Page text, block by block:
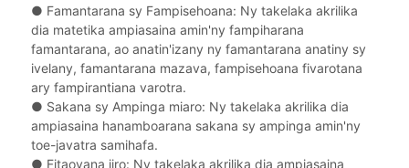
● Famantarana sy Fampisehoana: Ny takelaka akrilika
dia matetika ampiasaina amin'ny fampiharana
famantarana, ao anatin'izany ny famantarana anatiny sy
ivelany, famantarana mazava, fampisehoana fivarotana
ary fampirantiana varotra.
● Sakana sy Ampinga miaro: Ny takelaka akrilika dia
ampiasaina hanamboarana sakana sy ampinga amin'ny
toe-javatra samihafa.
● Fitaovana jiro: Ny takelaka akrilika dia ampiasaina